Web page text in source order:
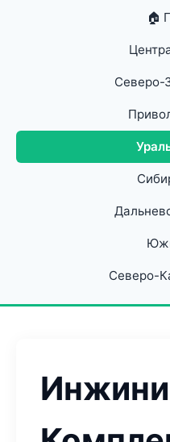
🏠
Северо-
Северо-